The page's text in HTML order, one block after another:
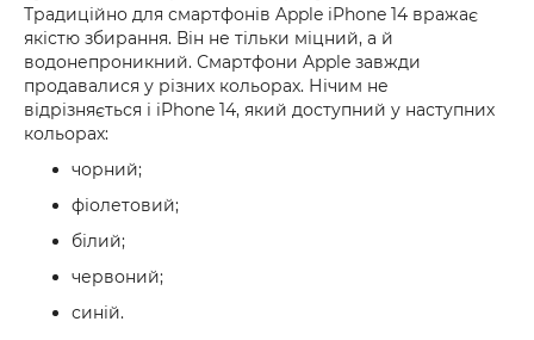
Традиційно для смартфонів Apple iPhone 14 вражає
якістю збирання. Він не тільки міцний, а й
водонепроникний. Смартфони Apple завжди
продавалися у різних кольорах. Нічим не
відрізняється і iPhone 14, який доступний у наступних
кольорах:
чорний;
фіолетовий;
білий;
червоний;
синій.